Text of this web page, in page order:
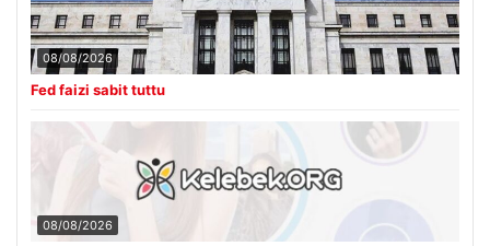
08/08/2026
Fed faizi sabit tuttu
08/08/2026